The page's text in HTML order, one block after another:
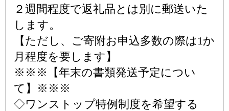
２週間程度で返礼品とは別に郵送いた
します。
【ただし、ご寄附お申込多数の際は1か
月程度を要します】
※※※【年末の書類発送予定につい
て】※※※
◇ワンストップ特例制度を希望する